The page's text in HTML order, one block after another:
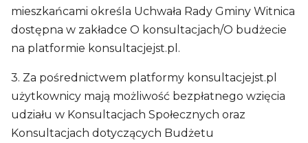
mieszkańcami określa Uchwała Rady Gminy Witnica
dostępna w zakładce O konsultacjach/O budżecie
na platformie konsultacjejst.pl.
3. Za pośrednictwem platformy konsultacjejst.pl
użytkownicy mają możliwość bezpłatnego wzięcia
udziału w Konsultacjach Społecznych oraz
Konsultacjach dotyczących Budżetu